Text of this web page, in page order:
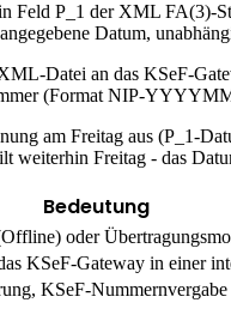
Feld P_1 der XML
Datum,
Datei an das KSeF-
(Format NIP-
am Freitag aus (P_1-
weiterhin Freitag - das
Bedeutung
oder
KSeF-Gateway in einer
KSeF-